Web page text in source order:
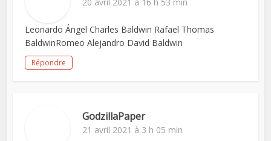
Leonardo Ángel Charles Baldwin Rafael Thomas
BaldwinRomeo Alejandro David Baldwin
Répondre
GodzillaPaper
21 avril 2021 à 3 h 05 min